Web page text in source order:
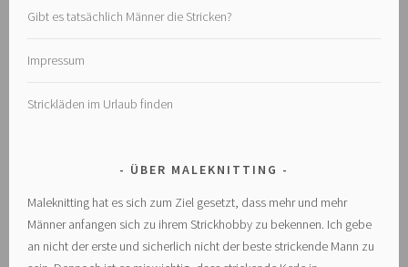
Gibt es tatsächlich Männer die Stricken?
Impressum
Strickläden im Urlaub finden
ÜBER MALEKNITTING
Maleknitting hat es sich zum Ziel gesetzt, dass mehr und mehr
Männer anfangen sich zu ihrem Strickhobby zu bekennen. Ich gebe
an nicht der erste und sicherlich nicht der beste strickende Mann zu